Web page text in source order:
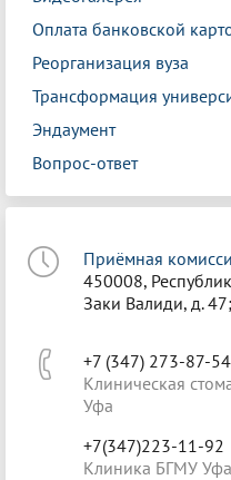
Оплата банковской
Реорганизация вуза
Трансформация
Эндаумент
Вопрос-ответ
Приёмная
450008,
Заки Валиди, д.
+7 (347) 273-87-54
Клиническая
Уфа
+7(347)223-11-92
Клиника БГМУ Уфа